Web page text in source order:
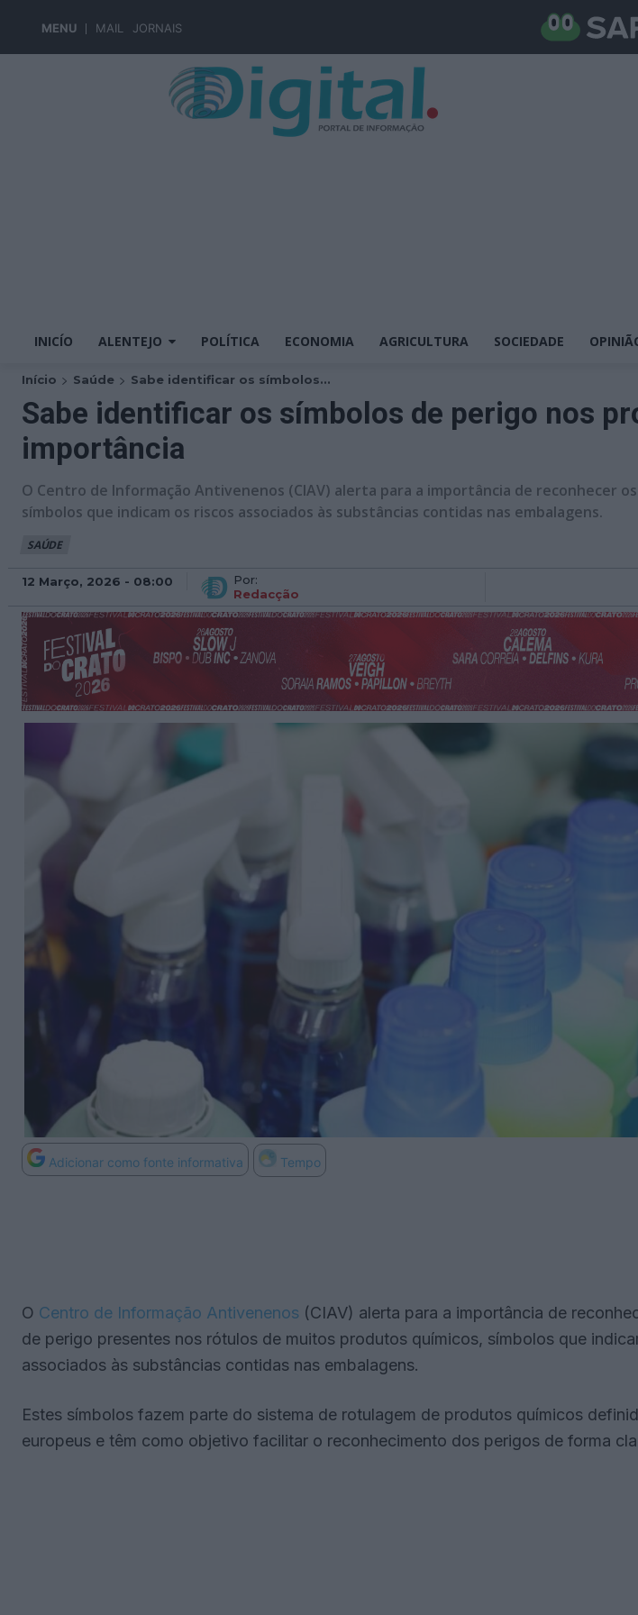
MENU MAIL JORNAIS
INICÍO ALENTEJO POLÍTICA ECONOMIA AGRICULTURA SOCIEDADE
Início Saúde Sabe identificar os símbolos...
Sabe identificar os símbolos de perigo nos
importância
O Centro de Informação Antivenenos (CIAV) alerta para a importância de
símbolos que indicam os riscos associados às substâncias contidas nas embalagens.
SAÚDE
12 Março, 2026 - 08:00
Por:
Redacção
Adicionar como fonte informativa Tempo
O Centro de Informação Antivenenos (CIAV) alerta para a importância de
de perigo presentes nos rótulos de muitos produtos químicos, símbolos que
associados às substâncias contidas nas embalagens.
Estes símbolos fazem parte do sistema de rotulagem de produtos químicos
europeus e têm como objetivo facilitar o reconhecimento dos perigos de forma